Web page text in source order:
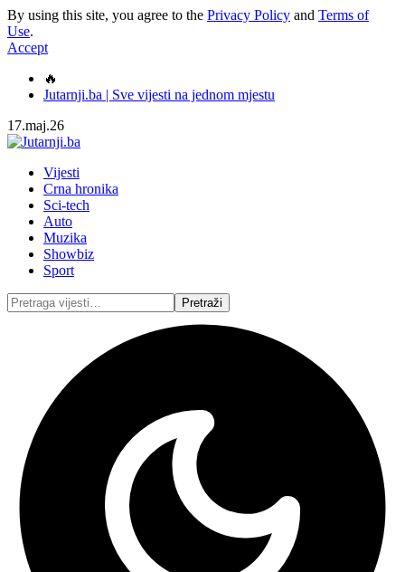
By using this site, you agree to the Privacy Policy and Terms of
Use.
Accept
🔥
Jutarnji.ba | Sve vijesti na jednom mjestu
17.maj.26
Vijesti
Crna hronika
Sci-tech
Auto
Muzika
Showbiz
Sport